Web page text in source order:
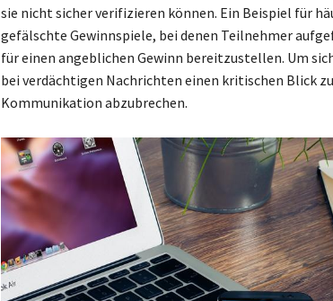
sie nicht sicher verifizieren können. Ein Beispiel für
gefälschte Gewinnspiele, bei denen Teilnehmer
für einen angeblichen Gewinn bereitzustellen. Um
bei verdächtigen Nachrichten einen kritischen Blick
Kommunikation abzubrechen.